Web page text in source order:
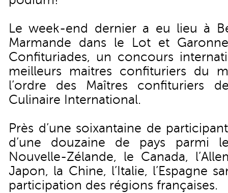
Le week-end dernier a eu lieu à
Marmande dans le Lot et
Confituriades, un concours
meilleurs maitres confituriers du
l’ordre des Maîtres confituriers
Culinaire International.
Près d’une soixantaine de
d’une douzaine de pays parmi
Nouvelle-Zélande, le Canada,
Japon, la Chine, l’Italie, l’Espagne
participation des régions françaises.